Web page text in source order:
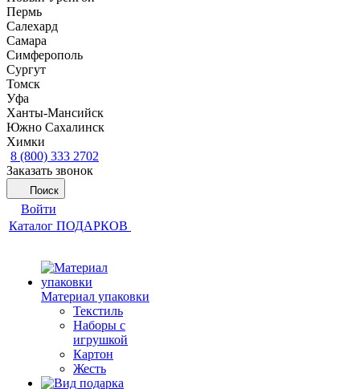
Пермь
Салехард
Самара
Симферополь
Сургут
Томск
Уфа
Ханты-Мансийск
Южно Сахалинск
Химки
8 (800) 333 2702
Заказать звонок
Поиск
Войти
Каталог ПОДАРКОВ
Материал упаковки
Текстиль
Наборы с
игрушкой
Картон
Жесть